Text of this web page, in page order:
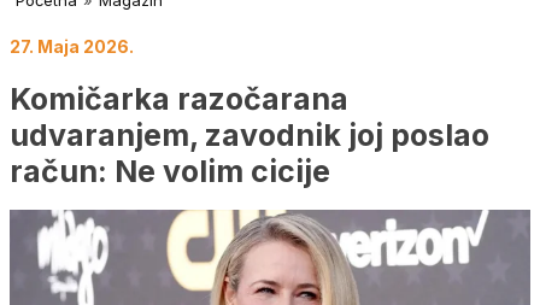
27. Maja 2026.
Komičarka razočarana
udvaranjem, zavodnik joj poslao
račun: Ne volim cicije